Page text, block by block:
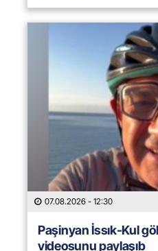
07.08.2026 - 12:30
Paşinyan İssık-Kul
videosunu paylaşıb